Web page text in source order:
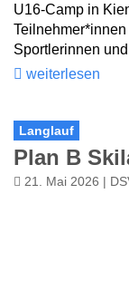
U16-Camp in
Sportlerinnen
weiterlesen
Langlauf
Plan B
21. Mai 2026 |